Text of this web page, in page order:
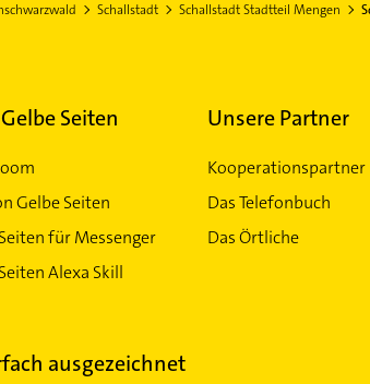
Schallstadt Schallstadt Stadtteil Mengen
Seiten
Gelbe Seiten
für Messenger
Alexa Skill
Unsere Partner
Kooperationspartner
Das Telefonbuch
Das Örtliche
ausgezeichnet